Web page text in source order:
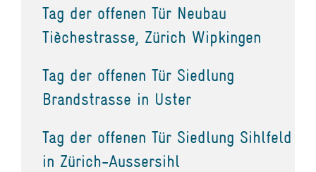
Tag der offenen Tür Neubau
Tièchestrasse, Zürich Wipkingen
Tag der offenen Tür Siedlung
Brandstrasse in Uster
Tag der offenen Tür Siedlung Sihlfeld
in Zürich-Aussersihl